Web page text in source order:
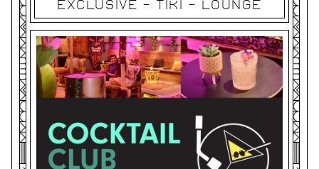
EXCLUSIVE - TIKI - LOUNGE